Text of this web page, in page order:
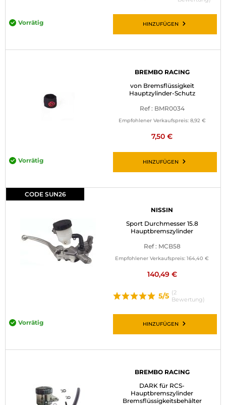
Vorrätig HINZUFÜGEN
BREMBO RACING
von Bremsflüssigkeit
Hauptzylinder-Schutz
Ref : BMR0034
Empfohlener Verkaufspreis: 8,92 €
7,50 €
Vorrätig HINZUFÜGEN
CODE SUN26
NISSIN
Sport Durchmesser 15.8
Hauptbremszylinder
Ref : MCB58
Empfohlener Verkaufspreis: 164,40 €
140,49 €
5/5 (2
Bewertung)
Vorrätig HINZUFÜGEN
BREMBO RACING
DARK für RCS-
Hauptbremszylinder
Bremsflüssigkeitsbehälter